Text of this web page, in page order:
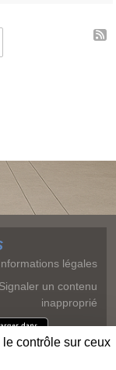
légales
Signaler un contenu
inapproprié
contrôle sur ceux